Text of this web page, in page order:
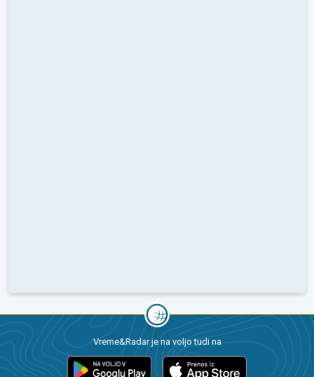
Vreme&Radar je na voljo tudi na